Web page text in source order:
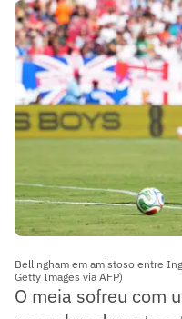
Bellingham em amistoso entre
Getty Images via AFP)
O meia sofreu com